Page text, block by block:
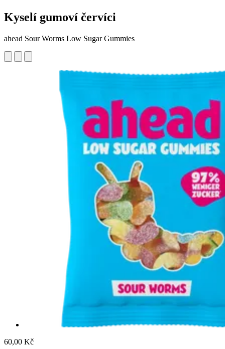
Kyselí gumoví červíci
ahead Sour Worms Low Sugar Gummies
60,00 Kč